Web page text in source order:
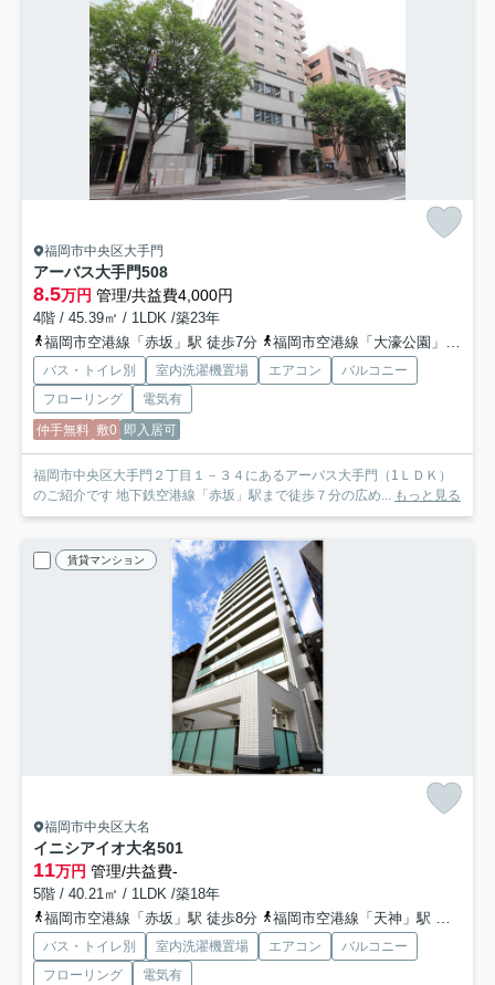
福岡市中央区大手門
アーバス大手門508
8.5万円 管理/共益費4,000円
4階 / 45.39㎡ / 1LDK /築23年
福岡市空港線「赤坂」駅 徒歩7分
福岡市空港線「大濠公園」駅 徒歩12分
バス・トイレ別 室内洗濯機置場 エアコン
バルコニー
フローリング
電気有
仲手無料 敷0 即入居可
福岡市中央区大手門２丁目１－３４にあるアーバス大手門（1ＬＤＫ）
のご紹介です 地下鉄空港線「赤坂」駅まで徒歩７分の広め... もっと見る
賃貸マンション
福岡市中央区大名
イニシアイオ大名501
11万円 管理/共益費-
5階 / 40.21㎡ / 1LDK /築18年
福岡市空港線「赤坂」駅 徒歩8分
福岡市空港線「天神」駅 徒歩12分
バス・トイレ別 室内洗濯機置場 エアコン
バルコニー
フローリング
電気有